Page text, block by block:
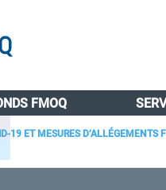
FMOQ
19 ET MESURES D’ALLÉGEMENTS